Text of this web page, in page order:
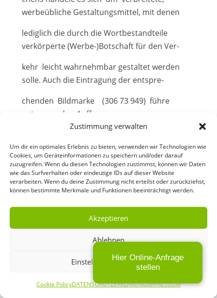
Zustimmung verwalten
Um dir ein optimales Erlebnis zu bieten, verwenden wir Technologien wie
Cookies, um Geräteinformationen zu speichern und/oder darauf
zuzugreifen. Wenn du diesen Technologien zustimmst, können wir Daten
wie das Surfverhalten oder eindeutige IDs auf dieser Website
verarbeiten. Wenn du deine Zustimmung nicht erteilst oder zurückziehst,
können bestimmte Merkmale und Funktionen beeinträchtigt werden.
Akzeptieren
Ablehnen
Einstellungen ansehen
Cookie PolicyDATENSCHUTZERKLÄRUNGIMPRESSUM
werbeübliche Gestaltungsmittel, mit denen
lediglich die durch die Wortbestandteile
verkörperte (Werbe-)Botschaft für den Ver-
kehr leicht wahrnehmbar gestaltet werden
solle. Auch die Eintragung der entspre-
chenden Bildmarke (306 73 949) führe
entgegen der Auffassung
Beurteilung, da bei Würdigung des hier ange-
meldeten Gesamtzeichens diese grafische
Gestaltung vollkommen in den Hinter-
Herkunftshinweis dienen könne. Ebenso
wenig
schutzbegründend für das Anmeldezeichen
könne auch die Eintragung der Ge-
meinschaftsmarke (CTM 005514443) sein,
da die Kennzeichnungs-
Hier Online-Anfrage
stellen